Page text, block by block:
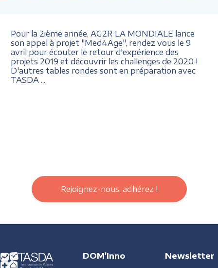
Pour la 2ième année, AG2R LA MONDIALE lance
son appel à projet "Med4Age", rendez vous le 9
avril pour écouter le retour d'expérience des
projets 2019 et découvrir les challenges de 2020 !
D'autres tables rondes sont en préparation avec
TASDA ...
Rejoignez-nous, adhérez !
DOM'Inno Newsletter